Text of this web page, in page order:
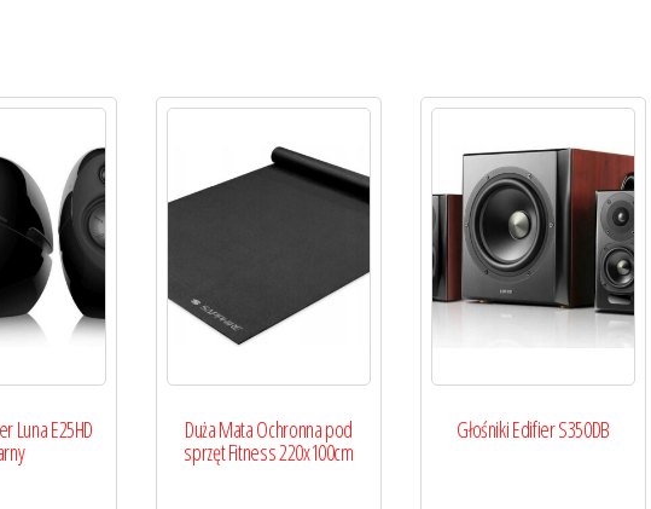
Luna E25HD Duża Mata Ochronna pod
sprzęt Fitness 220x100cm
Głośniki Edifier S350DB